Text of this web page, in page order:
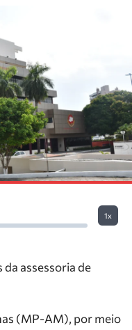
1x
assessoria de
(MP-AM), por meio